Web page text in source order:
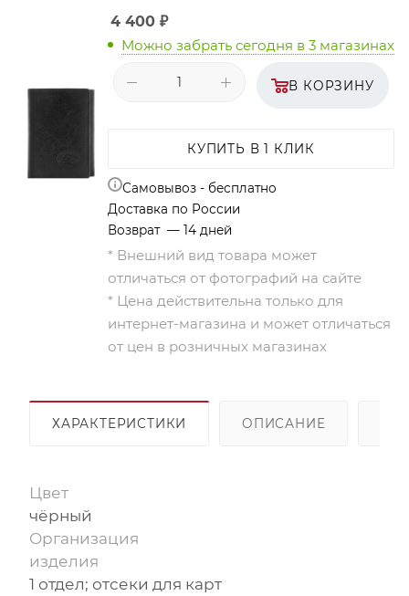
4 400 ₽
Можно забрать сегодня в 3 магазинах
В КОРЗИНУ
КУПИТЬ В 1 КЛИК
Самовывоз - бесплатно
Доставка по России
Возврат — 14 дней
* Внешний вид товара может
отличаться от фотографий на сайте
* Цена действительна только для
интернет-магазина и может отличаться
от цен в розничных магазинах
ХАРАКТЕРИСТИКИ ОПИСАНИЕ
Цвет
чёрный
Организация
изделия
1 отдел; отсеки для карт